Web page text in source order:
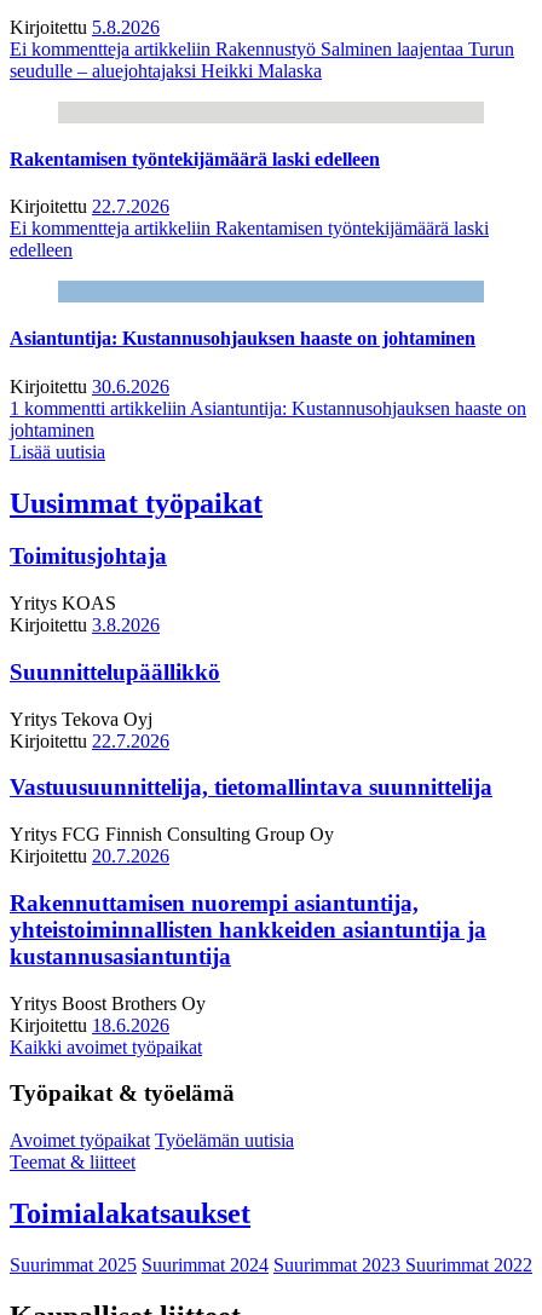
Kirjoitettu 5.8.2026
Ei kommentteja artikkeliin Rakennustyö Salminen laajentaa Turun
seudulle – aluejohtajaksi Heikki Malaska
Rakentamisen työntekijämäärä laski edelleen
Kirjoitettu 22.7.2026
Ei kommentteja artikkeliin Rakentamisen työntekijämäärä laski
edelleen
Asiantuntija: Kustannusohjauksen haaste on johtaminen
Kirjoitettu 30.6.2026
1 kommentti artikkeliin Asiantuntija: Kustannusohjauksen haaste on
johtaminen
Lisää uutisia
Uusimmat työpaikat
Toimitusjohtaja
Yritys KOAS
Kirjoitettu 3.8.2026
Suunnittelupäällikkö
Yritys Tekova Oyj
Kirjoitettu 22.7.2026
Vastuusuunnittelija, tietomallintava suunnittelija
Yritys FCG Finnish Consulting Group Oy
Kirjoitettu 20.7.2026
Rakennuttamisen nuorempi asiantuntija,
yhteistoiminnallisten hankkeiden asiantuntija ja
kustannusasiantuntija
Yritys Boost Brothers Oy
Kirjoitettu 18.6.2026
Kaikki avoimet työpaikat
Työpaikat & työelämä
Avoimet työpaikat Työelämän uutisia
Teemat & liitteet
Toimialakatsaukset
Suurimmat 2025 Suurimmat 2024 Suurimmat 2023 Suurimmat 2022